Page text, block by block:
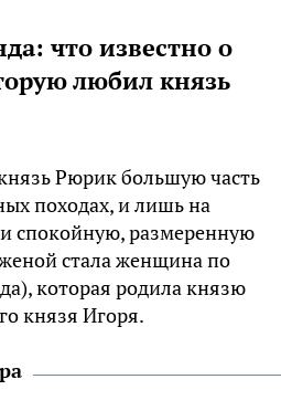
что известно о
любил князь
Рюрик большую часть
походах, и лишь на
спокойную, размеренную
стала женщина по
которая родила князю
князя Игоря.